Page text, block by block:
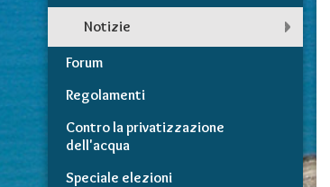
Notizie
Forum
Regolamenti
Contro la privatizzazione
dell'acqua
Speciale elezioni